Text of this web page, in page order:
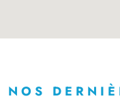
NOS